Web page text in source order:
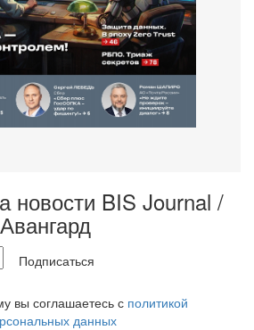
новости BIS Journal /
Подписаться
вы соглашаетесь с политикой
данных